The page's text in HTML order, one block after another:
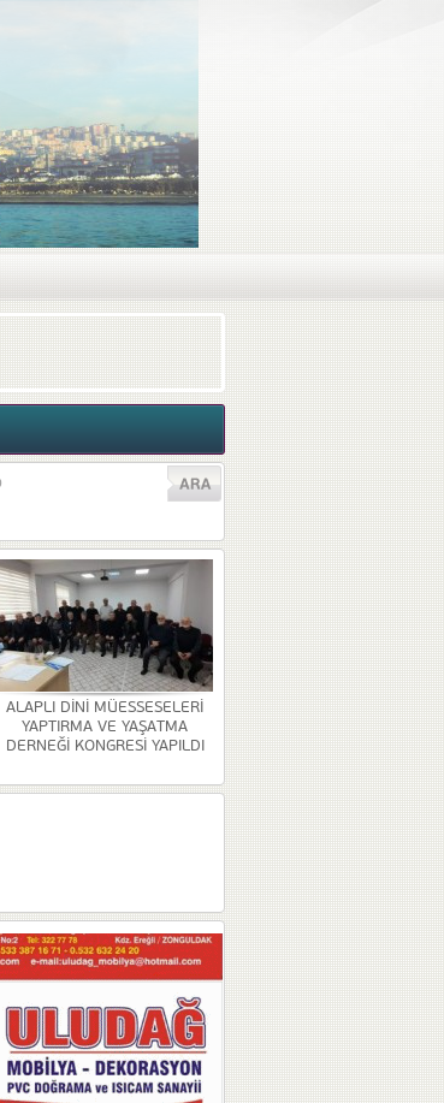
VİDEO GALERİSİ İLETİŞİM
ALAPLI DİNİ MÜESSESELERİ
YAPTIRMA VE YAŞATMA
DERNEĞİ KONGRESİ YAPILDI